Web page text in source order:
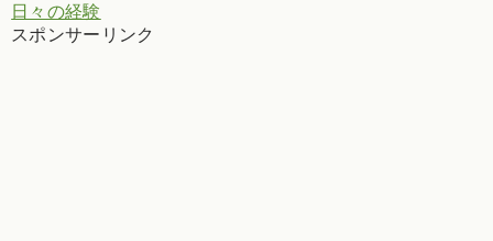
日々の経験
スポンサーリンク